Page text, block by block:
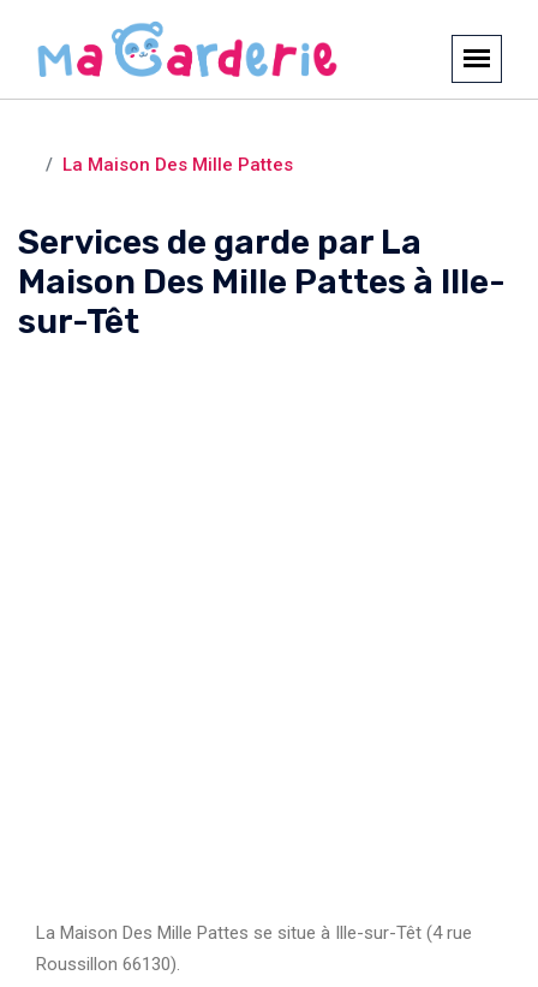
La Maison Des Mille Pattes
Services de garde par La
Maison Des Mille Pattes à Ille-
sur-Têt
La Maison Des Mille Pattes se situe à Ille-sur-Têt (4 rue
Roussillon 66130).